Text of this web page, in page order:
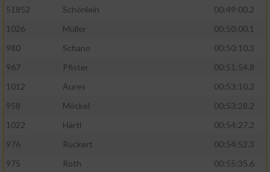
51852
Schönlein
00:49:00.2
1026
Müller
00:50:00.1
980
Schano
00:50:10.3
967
Pfister
00:51:54.8
1012
Aures
00:53:10.2
958
Möckel
00:53:28.2
1022
Härtl
00:54:27.2
976
Rückert
00:54:52.3
975
Roth
00:55:35.6